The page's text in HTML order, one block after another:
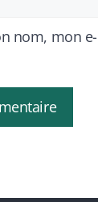
nom, mon